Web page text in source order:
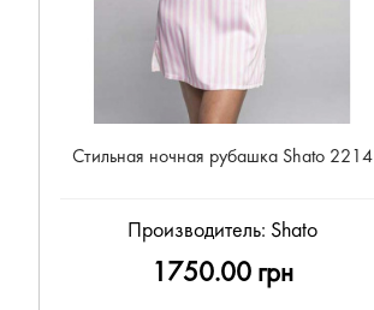
Стильная ночная рубашка Shato 2214
Производитель: Shato
1750.00 грн